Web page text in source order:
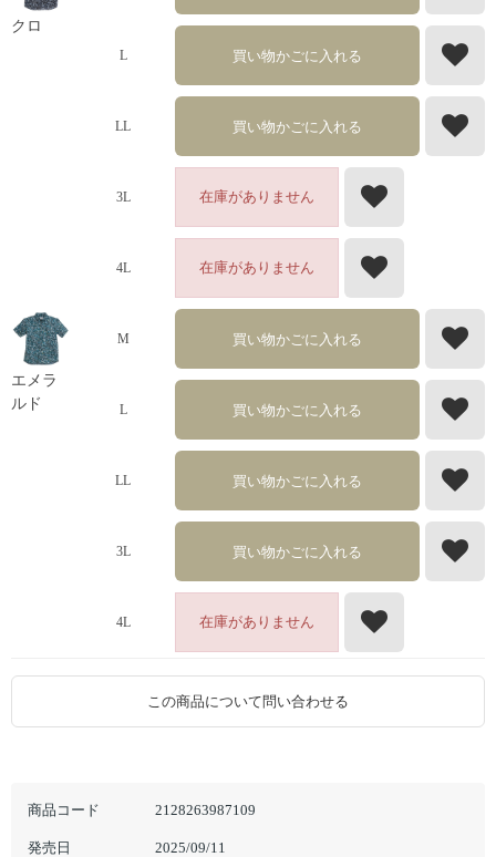
商品コード 2128263987109
発売日 2025/09/11
クロ
L 買い物かごに入れる
LL 買い物かごに入れる
3L 在庫がありません
4L 在庫がありません
エメラ
ルド
M 買い物かごに入れる
L 買い物かごに入れる
LL 買い物かごに入れる
3L 買い物かごに入れる
4L 在庫がありません
この商品について問い合わせる